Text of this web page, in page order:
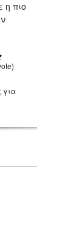
πιο
για